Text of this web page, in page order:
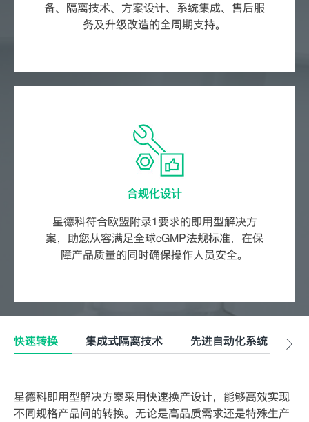
备、隔离技术、方案设计、系统集成、售后服
务及升级改造的全周期支持。
合规化设计
星德科符合欧盟附录1要求的即用型解决方
案，助您从容满足全球cGMP法规标准，在保
障产品质量的同时确保操作人员安全。
快速转换 集成式隔离技术 先进自动化系统
星德科即用型解决方案采用快速换产设计，能够高效实现
不同规格产品间的转换。无论是高品质需求还是特殊生产